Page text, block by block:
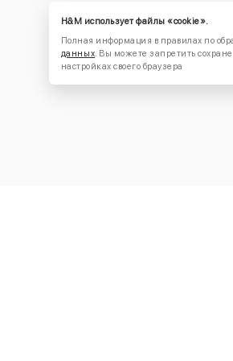
H&M использует файлы «cookie».
Полная информация в правилах по
данных. Вы можете запретить
настройках своего браузера